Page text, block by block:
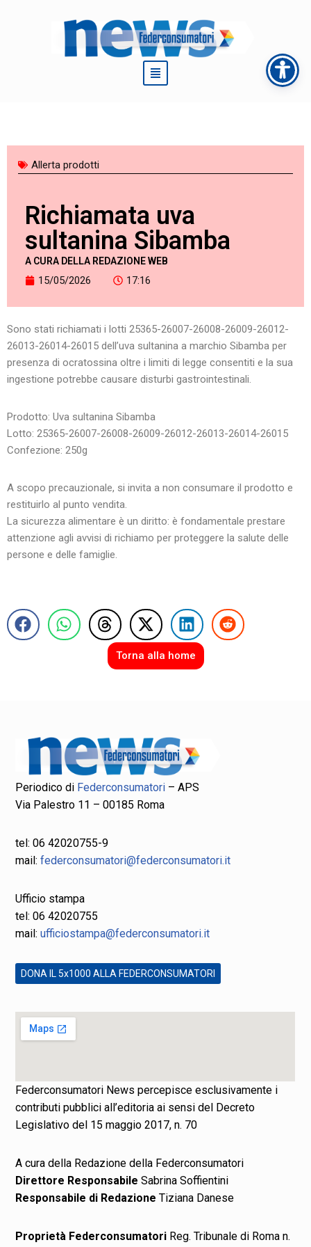
Allerta prodotti
Richiamata uva
sultanina Sibamba
A CURA DELLA REDAZIONE WEB
15/05/2026 17:16
Sono stati richiamati i lotti 25365-26007-26008-26009-26012-
26013-26014-26015 dell’uva sultanina a marchio Sibamba per
presenza di ocratossina oltre i limiti di legge consentiti e la sua
ingestione potrebbe causare disturbi gastrointestinali.
Prodotto: Uva sultanina Sibamba
Lotto: 25365-26007-26008-26009-26012-26013-26014-26015
Confezione: 250g
A scopo precauzionale, si invita a non consumare il prodotto e
restituirlo al punto vendita.
La sicurezza alimentare è un diritto: è fondamentale prestare
attenzione agli avvisi di richiamo per proteggere la salute delle
persone e delle famiglie.
Torna alla home
Periodico di Federconsumatori – APS
Via Palestro 11 – 00185 Roma
tel: 06 42020755-9
mail:federconsumatori@federconsumatori.it
Ufficio stampa
tel: 06 42020755
mail:ufficiostampa@federconsumatori.it
DONA IL 5x1000 ALLA FEDERCONSUMATORI
Federconsumatori News percepisce esclusivamente i
contributi pubblici all’editoria ai sensi del Decreto
Legislativo del 15 maggio 2017, n. 70
A cura della Redazione della Federconsumatori
Direttore Responsabile Sabrina Soffientini
Responsabile di Redazione Tiziana Danese
Proprietà Federconsumatori Reg. Tribunale di Roma n.